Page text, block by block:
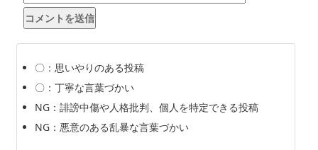
〇：思いやりのある投稿
〇：丁寧な言葉づかい
NG：誹謗中傷や人格批判、個人を特定できる投稿
NG：悪意のある乱暴な言葉づかい